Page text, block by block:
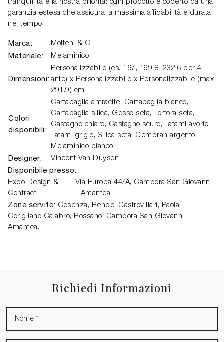
tranquillità è la nostra priorità: ogni prodotto è coperto da una
garanzia estesa che assicura la massima affidabilità e durata
nel tempo.
Marca: Molteni & C
Materiale: Melaminico
Dimensioni:
Personalizzabile (es. 167, 199.8, 232.6 per 4
ante) x Personalizzabile x Personalizzabile (max
291.9) cm
Colori
disponibili:
Cartapaglia antracite, Cartapaglia bianco,
Cartapaglia silica, Gesso seta, Tortora seta,
Castagno chiaro, Castagno scuro, Tatami avorio,
Tatami grigio, Silica seta, Cembran argento,
Melaminico bianco
Designer: Vincent Van Duysen
Disponibile presso:
Expo Design &
Contract
Via Europa 44/A, Campora San Giovanni
- Amantea
Zone servite: Cosenza, Rende, Castrovillari, Paola,
Corigliano Calabro, Rossano, Campora San Giovanni -
Amantea...
Richiedi Informazioni